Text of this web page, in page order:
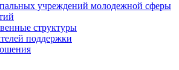
учреждений молодежной сферы
структуры
поддержки